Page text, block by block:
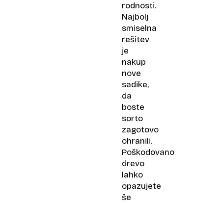
rodnosti.
Najbolj
smiselna
rešitev
je
nakup
nove
sadike,
da
boste
sorto
zagotovo
ohranili.
Poškodovano
drevo
lahko
opazujete
še